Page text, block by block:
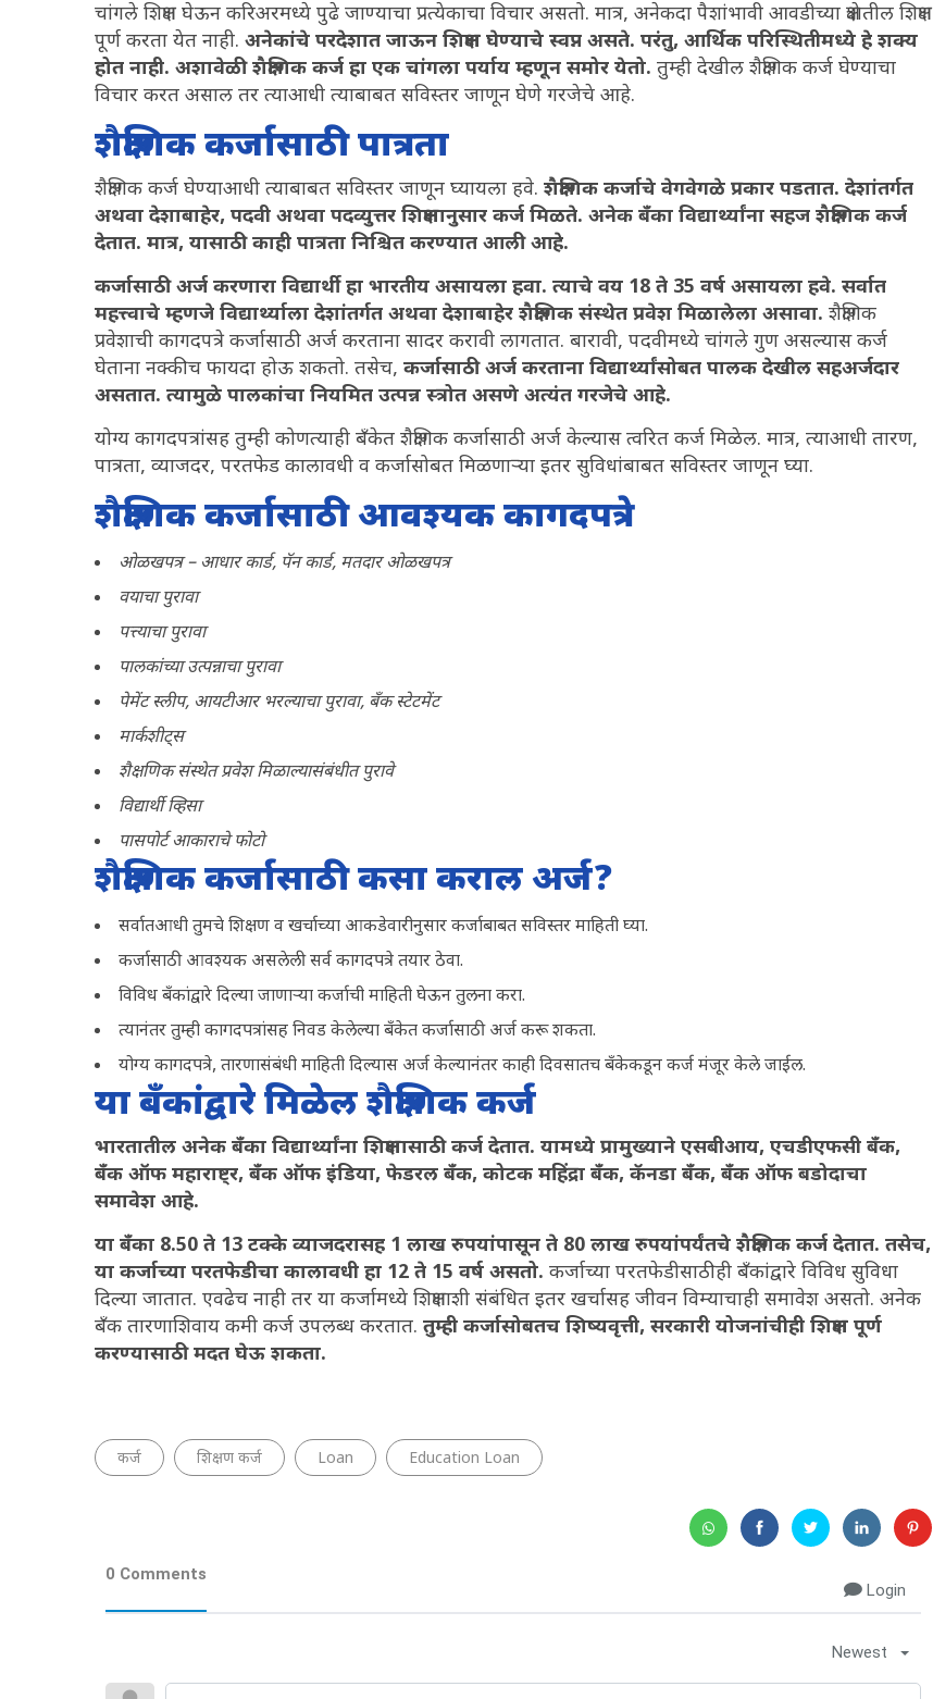
चांगले शिक्षण घेऊन करिअरमध्ये पुढे जाण्याचा प्रत्येकाचा विचार असतो. मात्र, अनेकदा पैशांभावी आवडीच्या क्षेत्रातील शिक्षण
पूर्ण करता येत नाही. अनेकांचे परदेशात जाऊन शिक्षण घेण्याचे स्वप्न असते. परंतु, आर्थिक परिस्थितीमध्ये हे शक्य
होत नाही. अशावेळी शैक्षणिक कर्ज हा एक चांगला पर्याय म्हणून समोर येतो. तुम्ही देखील शैक्षणिक कर्ज घेण्याचा
विचार करत असाल तर त्याआधी त्याबाबत सविस्तर जाणून घेणे गरजेचे आहे.
शैक्षणिक कर्जासाठी पात्रता
शैक्षणिक कर्ज घेण्याआधी त्याबाबत सविस्तर जाणून घ्यायला हवे. शैक्षणिक कर्जाचे वेगवेगळे प्रकार पडतात. देशांतर्गत
अथवा देशाबाहेर, पदवी अथवा पदव्युत्तर शिक्षणानुसार कर्ज मिळते. अनेक बँका विद्यार्थ्यांना सहज शैक्षणिक कर्ज
देतात. मात्र, यासाठी काही पात्रता निश्चित करण्यात आली आहे.
कर्जासाठी अर्ज करणारा विद्यार्थी हा भारतीय असायला हवा. त्याचे वय 18 ते 35 वर्ष असायला हवे. सर्वात
महत्त्वाचे म्हणजे विद्यार्थ्याला देशांतर्गत अथवा देशाबाहेर शैक्षणिक संस्थेत प्रवेश मिळालेला असावा. शैक्षणिक
प्रवेशाची कागदपत्रे कर्जासाठी अर्ज करताना सादर करावी लागतात. बारावी, पदवीमध्ये चांगले गुण असल्यास कर्ज
घेताना नक्कीच फायदा होऊ शकतो. तसेच, कर्जासाठी अर्ज करताना विद्यार्थ्यांसोबत पालक देखील सहअर्जदार
असतात. त्यामुळे पालकांचा नियमित उत्पन्न स्त्रोत असणे अत्यंत गरजेचे आहे.
योग्य कागदपत्रांसह तुम्ही कोणत्याही बँकेत शैक्षणिक कर्जासाठी अर्ज केल्यास त्वरित कर्ज मिळेल. मात्र, त्याआधी तारण,
पात्रता, व्याजदर, परतफेड कालावधी व कर्जासोबत मिळणाऱ्या इतर सुविधांबाबत सविस्तर जाणून घ्या.
शैक्षणिक कर्जासाठी आवश्यक कागदपत्रे
ओळखपत्र – आधार कार्ड, पॅन कार्ड, मतदार ओळखपत्र
वयाचा पुरावा
पत्त्याचा पुरावा
पालकांच्या उत्पन्नाचा पुरावा
पेमेंट स्लीप, आयटीआर भरल्याचा पुरावा, बँक स्टेटमेंट
मार्कशीट्स
शैक्षणिक संस्थेत प्रवेश मिळाल्यासंबंधीत पुरावे
विद्यार्थी व्हिसा
पासपोर्ट आकाराचे फोटो
शैक्षणिक कर्जासाठी कसा कराल अर्ज?
सर्वातआधी तुमचे शिक्षण व खर्चाच्या आकडेवारीनुसार कर्जाबाबत सविस्तर माहिती घ्या.
कर्जासाठी आवश्यक असलेली सर्व कागदपत्रे तयार ठेवा.
विविध बँकांद्वारे दिल्या जाणाऱ्या कर्जाची माहिती घेऊन तुलना करा.
त्यानंतर तुम्ही कागदपत्रांसह निवड केलेल्या बँकेत कर्जासाठी अर्ज करू शकता.
योग्य कागदपत्रे, तारणासंबंधी माहिती दिल्यास अर्ज केल्यानंतर काही दिवसातच बँकेकडून कर्ज मंजूर केले जाईल.
या बँकांद्वारे मिळेल शैक्षणिक कर्ज
भारतातील अनेक बँका विद्यार्थ्यांना शिक्षणासाठी कर्ज देतात. यामध्ये प्रामुख्याने एसबीआय, एचडीएफसी बँक,
बँक ऑफ महाराष्ट्र, बँक ऑफ इंडिया, फेडरल बँक, कोटक महिंद्रा बँक, कॅनडा बँक, बँक ऑफ बडोदाचा
समावेश आहे.
या बँका 8.50 ते 13 टक्के व्याजदरासह 1 लाख रुपयांपासून ते 80 लाख रुपयांपर्यंतचे शैक्षणिक कर्ज देतात. तसेच,
या कर्जाच्या परतफेडीचा कालावधी हा 12 ते 15 वर्ष असतो. कर्जाच्या परतफेडीसाठीही बँकांद्वारे विविध सुविधा
दिल्या जातात. एवढेच नाही तर या कर्जामध्ये शिक्षणाशी संबंधित इतर खर्चासह जीवन विम्याचाही समावेश असतो. अनेक
बँक तारणाशिवाय कमी कर्ज उपलब्ध करतात. तुम्ही कर्जासोबतच शिष्यवृत्ती, सरकारी योजनांचीही शिक्षण पूर्ण
करण्यासाठी मदत घेऊ शकता.
कर्ज शिक्षण कर्ज Loan Education Loan
0 Comments
Login
Newest